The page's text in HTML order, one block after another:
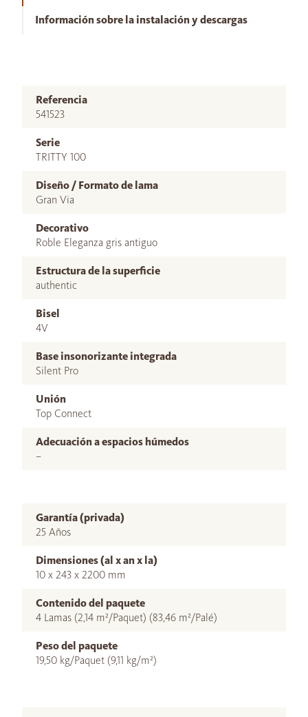
Información sobre la instalación y descargas
Referencia
541523
Serie
TRITTY 100
Diseño / Formato de lama
Gran Via
Decorativo
Roble Eleganza gris antiguo
Estructura de la superficie
authentic
Bisel
4V
Base insonorizante integrada
Silent Pro
Unión
Top Connect
Adecuación a espacios húmedos
–
Garantía (privada)
25 Años
Dimensiones (al x an x la)
10 x 243 x 2200 mm
Contenido del paquete
4 Lamas (2,14 m²/Paquet) (83,46 m²/Palé)
Peso del paquete
19,50 kg/Paquet (9,11 kg/m²)